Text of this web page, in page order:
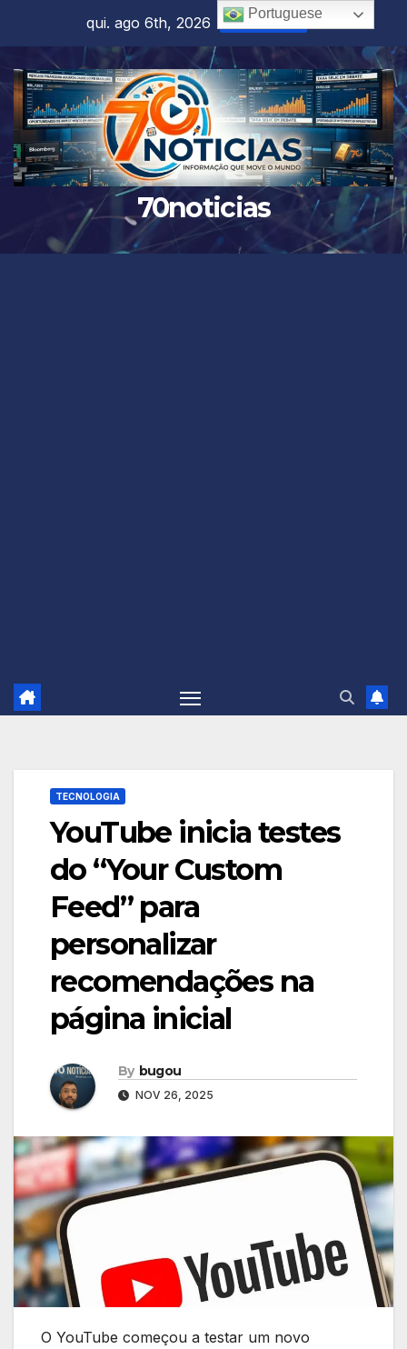
content
qui. ago 6th, 2026 10:28:25 AM
70noticias
TECNOLOGIA
YouTube inicia testes
do “Your Custom
Feed” para
personalizar
recomendações na
página inicial
By bugou
NOV 26, 2025
O YouTube começou a testar um novo
Portuguese